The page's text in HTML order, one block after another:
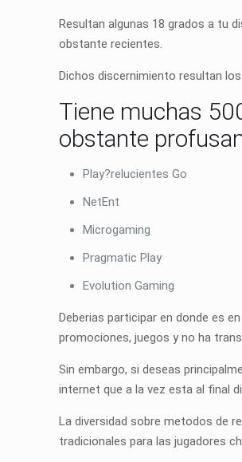
Resultan algunas 18 grados a tu
obstante recientes.
Dichos discernimiento resultan
Tiene muchas
obstante
Play?relucientes Go
NetEnt
Microgaming
Pragmatic Play
Evolution Gaming
Deberias participar en donde es
promociones, juegos y no ha
Sin embargo, si deseas
internet que a la vez esta al final
La diversidad sobre metodos de
tradicionales para las jugadores